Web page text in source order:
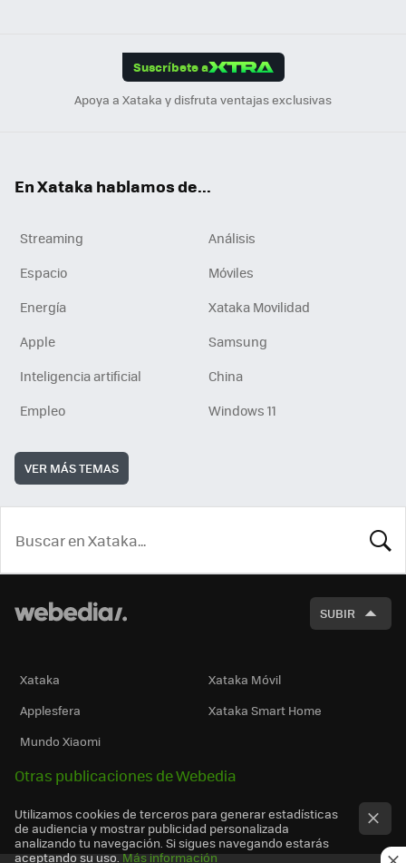
Suscríbete a
Apoya a Xataka y disfruta ventajas exclusivas
En Xataka hablamos de...
Streaming
Análisis
Espacio
Móviles
Energía
Xataka Movilidad
Apple
Samsung
Inteligencia artificial
China
Empleo
Windows 11
VER MÁS TEMAS
SUBIR
Xataka
Xataka Móvil
Applesfera
Xataka Smart Home
Mundo Xiaomi
Otras publicaciones de Webedia
Utilizamos cookies de terceros para generar estadísticas
de audiencia y mostrar publicidad personalizada
analizando tu navegación. Si sigues navegando estarás
aceptando su uso. Más información